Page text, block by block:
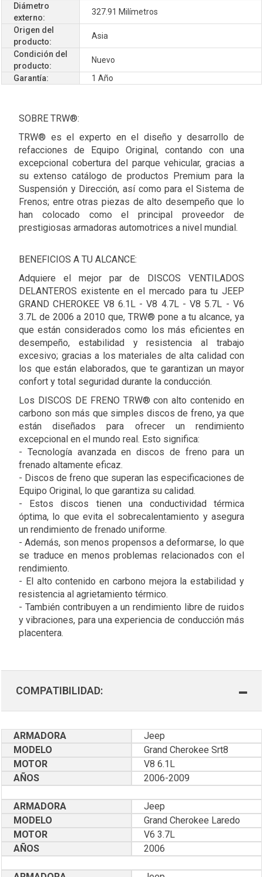
Diámetro
externo:
327.91 Milímetros
Origen del
producto:
Asia
Condición del
producto:
Nuevo
Garantía:
1 Año
SOBRE TRW®:
TRW® es el experto en el diseño y desarrollo de
refacciones de Equipo Original, contando con una
excepcional cobertura del parque vehicular, gracias a
su extenso catálogo de productos Premium para la
Suspensión y Dirección, así como para el Sistema de
Frenos; entre otras piezas de alto desempeño que lo
han colocado como el principal proveedor de
prestigiosas armadoras automotrices a nivel mundial.
BENEFICIOS A TU ALCANCE:
Adquiere el mejor par de DISCOS VENTILADOS
DELANTEROS existente en el mercado para tu JEEP
GRAND CHEROKEE V8 6.1L - V8 4.7L - V8 5.7L - V6
3.7L de 2006 a 2010 que, TRW® pone a tu alcance, ya
que están considerados como los más eficientes en
desempeño, estabilidad y resistencia al trabajo
excesivo; gracias a los materiales de alta calidad con
los que están elaborados, que te garantizan un mayor
confort y total seguridad durante la conducción.
Los DISCOS DE FRENO TRW® con alto contenido en
carbono son más que simples discos de freno, ya que
están diseñados para ofrecer un rendimiento
excepcional en el mundo real. Esto significa:
- Tecnología avanzada en discos de freno para un
frenado altamente eficaz.
- Discos de freno que superan las especificaciones de
Equipo Original, lo que garantiza su calidad.
- Estos discos tienen una conductividad térmica
óptima, lo que evita el sobrecalentamiento y asegura
un rendimiento de frenado uniforme.
- Además, son menos propensos a deformarse, lo que
se traduce en menos problemas relacionados con el
rendimiento.
- El alto contenido en carbono mejora la estabilidad y
resistencia al agrietamiento térmico.
- También contribuyen a un rendimiento libre de ruidos
y vibraciones, para una experiencia de conducción más
placentera.
COMPATIBILIDAD:
ARMADORA
Jeep
MODELO
Grand Cherokee Srt8
MOTOR
V8 6.1L
AÑOS
2006-2009
ARMADORA
Jeep
MODELO
Grand Cherokee Laredo
MOTOR
V6 3.7L
AÑOS
2006